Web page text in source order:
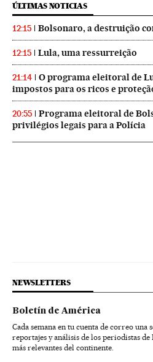
ÚLTIMAS NOTICIAS
12:15 Bolsonaro, a destruição
12:15 Lula, uma ressurreição
21:14
O programa eleitoral de
impostos para os ricos e
20:55
Programa eleitoral de
privilégios legais para a Polícia
NEWSLETTERS
Boletín de América
Cada semana en tu cuenta de correo una
reportajes y análisis de los periodistas
más relevantes del continente.